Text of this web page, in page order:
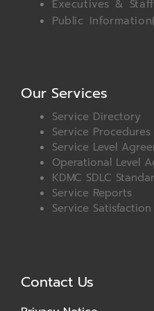
Executives & Staff
Public
Our Services
Service Directory
Service Procedures
Service Level
Operational Level
KDMC SDLC
Service Reports
Service
Contact Us